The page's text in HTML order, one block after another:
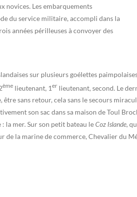
novices. Les embarquements
du service militaire, accompli dans la
années périlleuses à convoyer des
sur plusieurs goélettes
èmelieutenant, 1erlieutenant, second. Le
sans retour, cela sans le secours
son sac dans sa maison de Toul
: la mer. Sur son petit bateau leCoz Islande,
de la marine de commerce, Chevalier du